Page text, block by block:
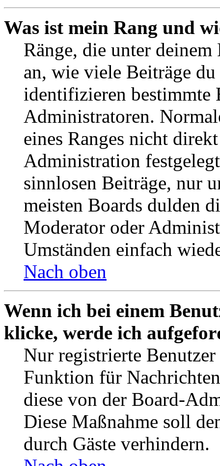
Was ist mein Rang und
Ränge, die unter deinem
an, wie viele Beiträge
identifizieren bestimmte
Administratoren.
eines Ranges nicht
Administration
sinnlosen Beiträge, nur
meisten Boards dulden
Moderator oder
Umständen einfach
Nach oben
Wenn ich bei einem
klicke, werde ich
Nur registrierte
Funktion für
diese von der Board-
Diese Maßnahme soll
durch Gäste verhindern.